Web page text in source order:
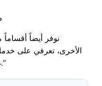
نوفر أيضاً
الأخرى، تعرفي على
غيار أصلية.”